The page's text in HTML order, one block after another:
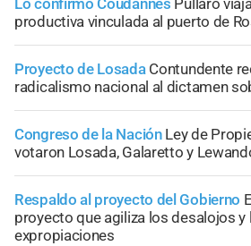
Lo confirmó Coudannes Pullaro
productiva vinculada al puerto de
Proyecto de Losada Contundente
radicalismo nacional al dictamen
Congreso de la Nación Ley de
votaron Losada, Galaretto y
Respaldo al proyecto del Gobierno
proyecto que agiliza los desalojos y
expropiaciones